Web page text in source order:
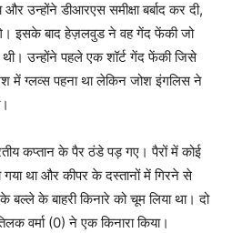
उन्होंने डीआरएस समीक्षा बर्बाद कर दी,
इसके बाद हेज़लवुड ने वह गेंद फेंकी जो
उन्होंने पहले एक शॉर्ट गेंद फेंकी जिसे
में ग्लव्स पहना था लेकिन जोश इंगलिस ने
कप्तान के पैर ठंडे पड़ गए। पैरों में कोई
था और कीपर के दस्तानों में गिरने से
बल्ले के बाहरी किनारे को चूम लिया था। दो
वर्मा (0) ने एक किनारा किया।